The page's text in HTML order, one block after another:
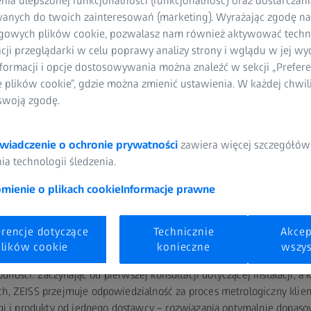
współrzędnościowe
zapewniają
w przestrzeni
systemów oferuje kompleksowe rozwiązania dopasowane do
pomiarowych, które wymagają wyjątkowej dokładności,
Zaczynając od pierwszej konsultacji dotyczącej instalacji, a
ZEISS przejmuje odpowiedzialność za proces metrologiczny
i produkty od jednego dostawcy – rozwiązania optymalnie
do twoich zainteresowań (marketing). Wyrażając zgodę
plików cookie, pozwalasz nam również aktywować
przeglądarki w celu poprawy analizy strony i wglądu w jej
i opcje dostosowywania można znaleźć w sekcji
plików cookie”, gdzie można zmienić ustawienia. W każdej
zgodę.
o ochronie prywatności zawiera więcej
technologii śledzenia.
o plikach cookieInformacje prawne
dotyczące
cookie
Technicznie
konieczne